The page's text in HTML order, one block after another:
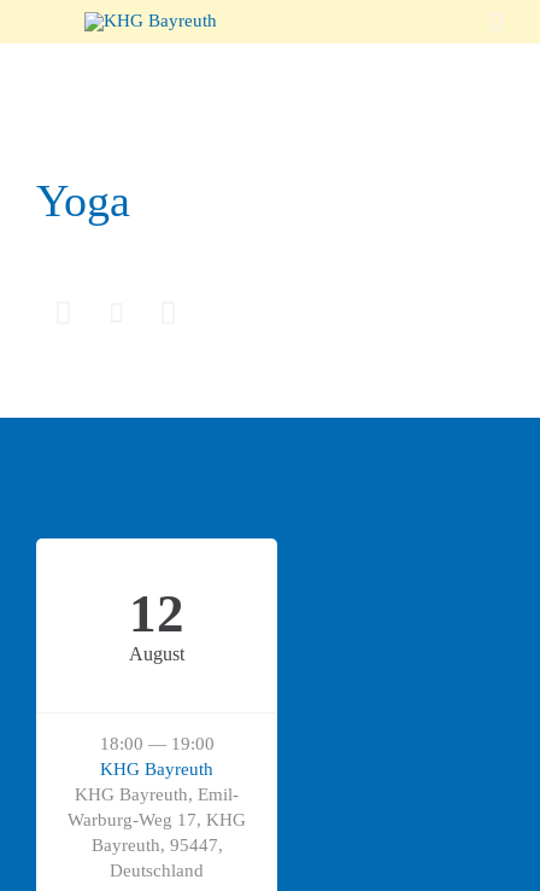

Yoga
12
August
18:00 — 19:00
KHG Bayreuth
KHG Bayreuth, Emil-
Warburg-Weg 17, KHG
Bayreuth, 95447,
Deutschland